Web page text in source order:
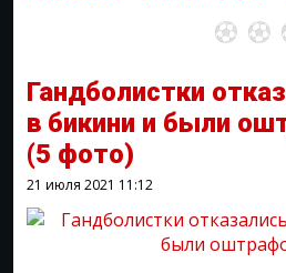
Гандболистки
в бикини и были
(5 фото)
21 июля 2021 11:12